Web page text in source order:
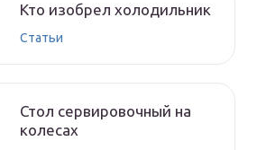
Кто изобрел холодильник
Статьи
Стол сервировочный на
колесах